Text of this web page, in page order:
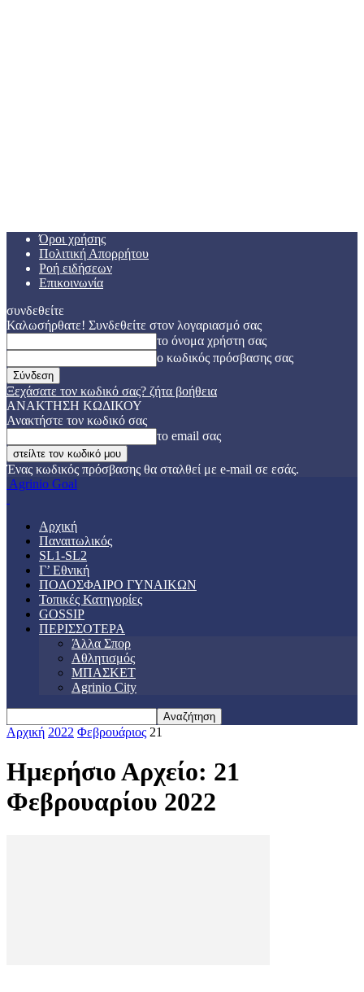
Όροι χρήσης
Πολιτική Απορρήτου
Ροή ειδήσεων
Επικοινωνία
συνδεθείτε
Καλωσήρθατε! Συνδεθείτε στον λογαριασμό σας
το όνομα χρήστη σας
ο κωδικός πρόσβασης σας
Ξεχάσατε τον κωδικό σας? ζήτα βοήθεια
ΑΝΑΚΤΗΣΗ ΚΩΔΙΚΟΥ
Ανακτήστε τον κωδικό σας
το email σας
Ένας κωδικός πρόσβασης θα σταλθεί με e-mail σε εσάς.
Agrinio Goal
Αρχική
Παναιτωλικός
SL1-SL2
Γ’ Εθνική
ΠΟΔΟΣΦΑΙΡΟ ΓΥΝΑΙΚΩΝ
Τοπικές Κατηγορίες
GOSSIP
ΠΕΡΙΣΣΟΤΕΡΑ
Άλλα Σπορ
Αθλητισμός
ΜΠΑΣΚΕΤ
Agrinio City
Αρχική 2022 Φεβρουάριος 21
Ημερήσιο Αρχείο: 21
Φεβρουαρίου 2022